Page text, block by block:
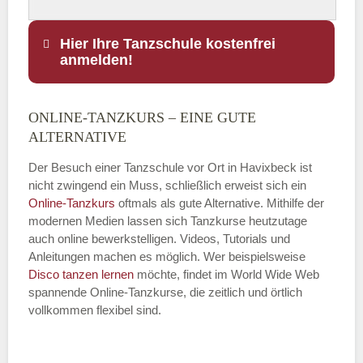
Hier Ihre Tanzschule kostenfrei
anmelden!
Name
E-Mail*
Name der Tanzschule
ONLINE-TANZKURS – EINE GUTE
ALTERNATIVE
Der Besuch einer Tanzschule vor Ort in Havixbeck ist
nicht zwingend ein Muss, schließlich erweist sich ein
Online-Tanzkurs oftmals als gute Alternative. Mithilfe der
modernen Medien lassen sich Tanzkurse heutzutage
auch online bewerkstelligen. Videos, Tutorials und
Anleitungen machen es möglich. Wer beispielsweise
Disco tanzen lernen möchte, findet im World Wide Web
spannende Online-Tanzkurse, die zeitlich und örtlich
vollkommen flexibel sind.